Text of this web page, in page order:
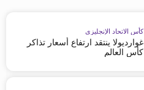
كأس الاتحاد الإنجليزي
غوارديولا ينتقد ارتفاع أسعار تذاكر
كأس العالم